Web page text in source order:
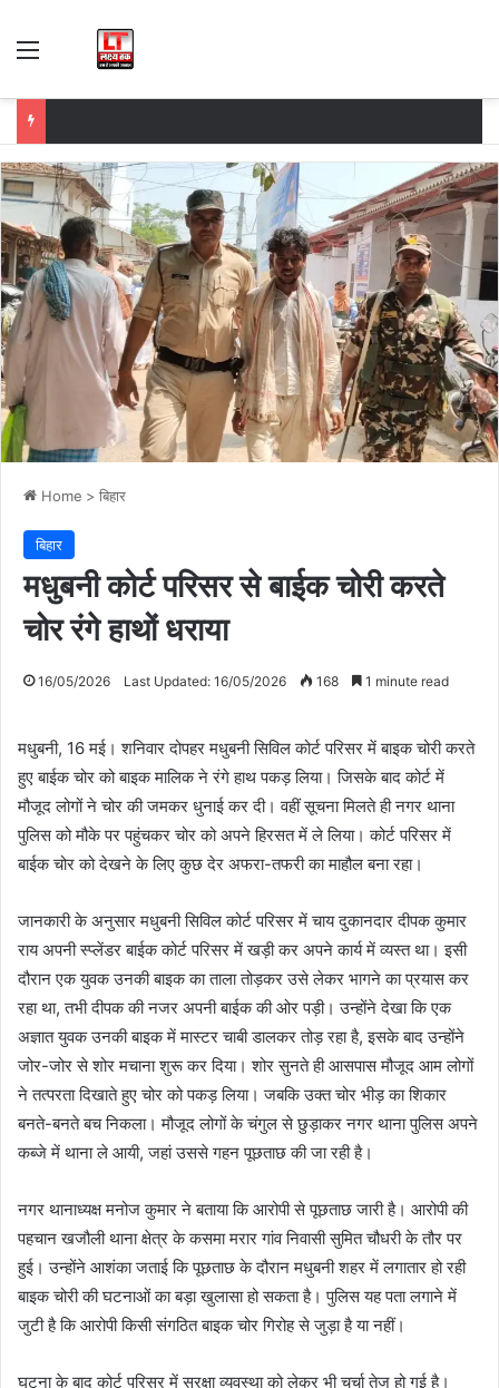
Menu
Home > बिहार
बिहार
मधुबनी कोर्ट परिसर से बाईक चोरी करते
चोर रंगे हाथों धराया
16/05/2026 Last Updated: 16/05/2026 168 1 minute read
मधुबनी, 16 मई। शनिवार दोपहर मधुबनी सिविल कोर्ट परिसर में बाइक चोरी करते
हुए बाईक चोर को बाइक मालिक ने रंगे हाथ पकड़ लिया। जिसके बाद कोर्ट में
मौजूद लोगों ने चोर की जमकर धुनाई कर दी। वहीं सूचना मिलते ही नगर थाना
पुलिस को मौके पर पहुंचकर चोर को अपने हिरसत में ले लिया। कोर्ट परिसर में
बाईक चोर को देखने के लिए कुछ देर अफरा-तफरी का माहौल बना रहा।
जानकारी के अनुसार मधुबनी सिविल कोर्ट परिसर में चाय दुकानदार दीपक कुमार
राय अपनी स्प्लेंडर बाईक कोर्ट परिसर में खड़ी कर अपने कार्य में व्यस्त था। इसी
दौरान एक युवक उनकी बाइक का ताला तोड़कर उसे लेकर भागने का प्रयास कर
रहा था, तभी दीपक की नजर अपनी बाईक की ओर पड़ी। उन्होंने देखा कि एक
अज्ञात युवक उनकी बाइक में मास्टर चाबी डालकर तोड़ रहा है, इसके बाद उन्होंने
जोर-जोर से शोर मचाना शुरू कर दिया। शोर सुनते ही आसपास मौजूद आम लोगों
ने तत्परता दिखाते हुए चोर को पकड़ लिया। जबकि उक्त चोर भीड़ का शिकार
बनते-बनते बच निकला। मौजूद लोगों के चंगुल से छुड़ाकर नगर थाना पुलिस अपने
कब्जे में थाना ले आयी, जहां उससे गहन पूछताछ की जा रही है।
नगर थानाध्यक्ष मनोज कुमार ने बताया कि आरोपी से पूछताछ जारी है। आरोपी की
पहचान खजौली थाना क्षेत्र के कसमा मरार गांव निवासी सुमित चौधरी के तौर पर
हुई। उन्होंने आशंका जताई कि पूछताछ के दौरान मधुबनी शहर में लगातार हो रही
बाइक चोरी की घटनाओं का बड़ा खुलासा हो सकता है। पुलिस यह पता लगाने में
जुटी है कि आरोपी किसी संगठित बाइक चोर गिरोह से जुड़ा है या नहीं।
घटना के बाद कोर्ट परिसर में सुरक्षा व्यवस्था को लेकर भी चर्चा तेज हो गई है।